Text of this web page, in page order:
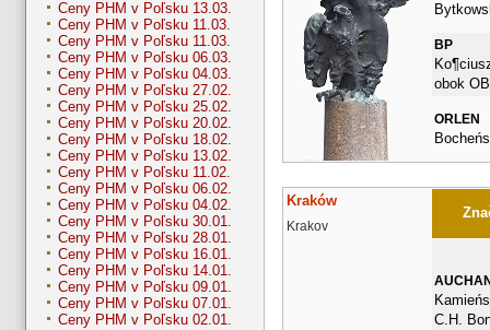
Ceny PHM v Poľsku 13.03.
Ceny PHM v Poľsku 11.03.
Ceny PHM v Poľsku 11.03.
Ceny PHM v Poľsku 06.03.
Ceny PHM v Poľsku 04.03.
Ceny PHM v Poľsku 27.02.
Ceny PHM v Poľsku 25.02.
Ceny PHM v Poľsku 20.02.
Ceny PHM v Poľsku 18.02.
Ceny PHM v Poľsku 13.02.
Ceny PHM v Poľsku 11.02.
Ceny PHM v Poľsku 06.02.
Ceny PHM v Poľsku 04.02.
Ceny PHM v Poľsku 30.01.
Ceny PHM v Poľsku 28.01.
Ceny PHM v Poľsku 16.01.
Ceny PHM v Poľsku 14.01.
Ceny PHM v Poľsku 09.01.
Ceny PHM v Poľsku 07.01.
Ceny PHM v Poľsku 02.01.
BP
obok
ORLEN
Kraków
Krakov
C.H.